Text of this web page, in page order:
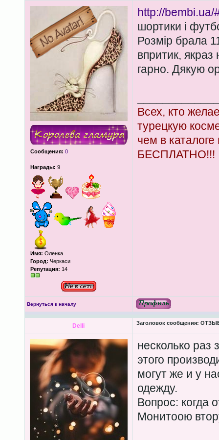
Сообщения: 0
Награды: 9
Имя: Оленка
Город: Черкаси
Репутация: 14
http://bembi.ua/
шортики і
Розмір брала
впритик, якраз
гарно. Дякую
Всех, кто
турецкую
чем в
БЕСПЛАТНО!!!
Вернуться к началу
Delli Заголовок сообщения:
несколько
этого
могут же и у
одежду.
Вопрос: когда
Монитоою